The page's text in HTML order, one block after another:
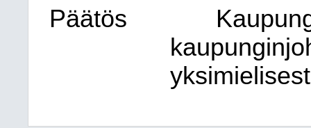
Päätös